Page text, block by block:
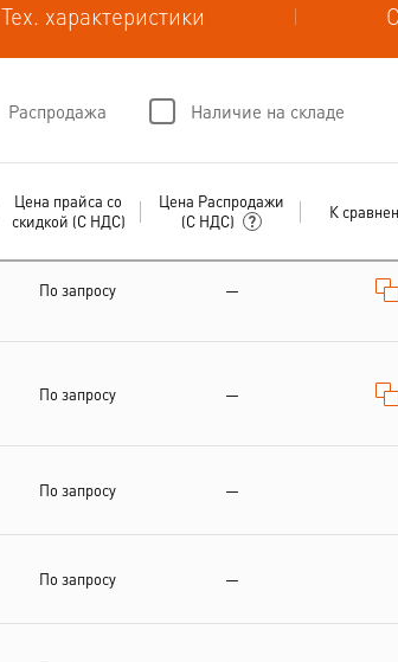
Тех. характеристики
Распродажа Наличие на складе
Цена прайса со
скидкой (С НДС)
Цена Распродажи
(С НДС)
К
По запросу —
По запросу —
По запросу —
По запросу —